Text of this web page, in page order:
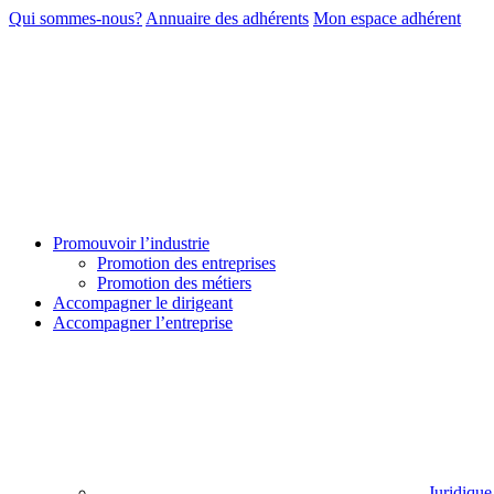
Qui sommes-nous? Annuaire des adhérents Mon espace adhérent
Promouvoir l’industrie
Promotion des entreprises
Promotion des métiers
Accompagner le dirigeant
Accompagner l’entreprise